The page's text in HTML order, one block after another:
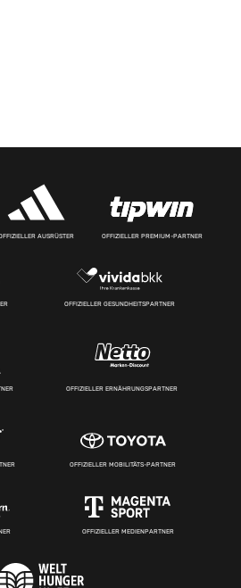
AUSRÜSTER OFFIZIELLER PREMIUM-PARTNER
OFFIZIELLER GESUNDHEITSPARTNER
OFFIZIELLER ERNÄHRUNGSPARTNER
OFFIZIELLER MOBILITÄTS-PARTNER
OFFIZIELLER MEDIENPARTNER